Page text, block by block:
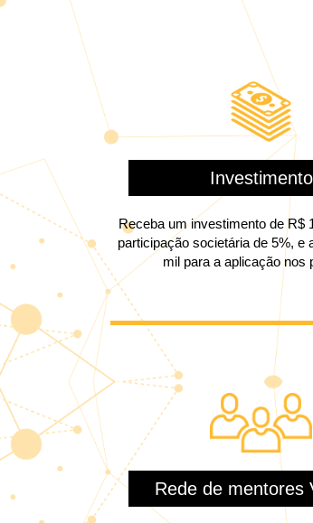
Investimento
Receba um investimento de R$
participação societária de 5%, e
mil para a aplicação nos
Rede de mentores